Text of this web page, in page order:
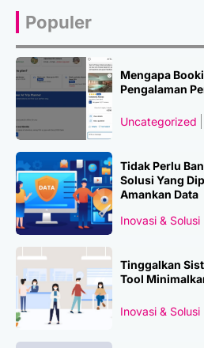
Populer
Mengapa
Pengalaman
Uncategorized
Tidak Perlu
Solusi Yang
Amankan Data
Inovasi & Solusi
Tinggalkan
Tool
Inovasi & Solusi